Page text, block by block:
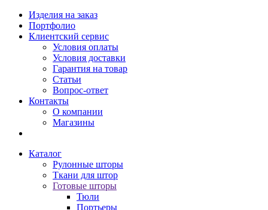
Изделия на заказ
Портфолио
Клиентский сервис
Условия оплаты
Условия доставки
Гарантия на товар
Статьи
Вопрос-ответ
Контакты
О компании
Магазины
Каталог
Рулонные шторы
Ткани для штор
Готовые шторы
Тюли
Портьеры